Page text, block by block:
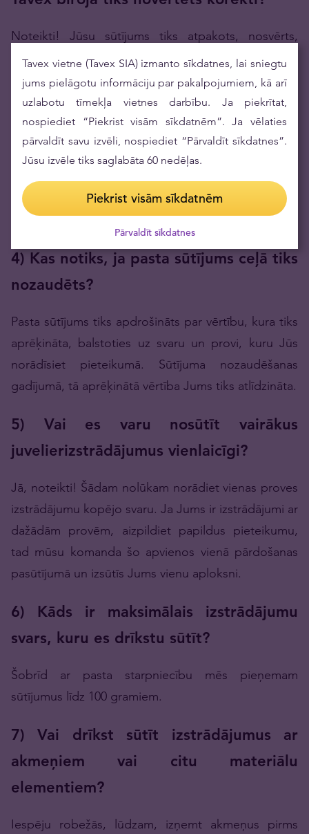
Noteikti! Jūsu sūtījums tiks atpakots, nosvērts,
pārbaudīts videonovērošanas kameru priekšā. Visas
izmaiņas (svara un/vai proves korekcija, ja tāda būs)
tiks reģistrētas pieņemšanas aktā. Domstarpību
gadījumā pēc pieprasījuma Jums tiks nodrošināta
iespēja iepazīties ar videonovērošanas ierakstu.
kāds notiktu, ja Jūs ierastos filiālē, pārdot zelta
izstrādājumus klātienē.
4) Kas notiks, ja pasta sūtījums ceļā tiks
nozaudēts?
Pasta sūtījums tiks apdrošināts par vērtību, kura tiks
aprēķināta, balstoties uz svaru un provi, kuru Jūs
norādīsiet pieteikumā. Sūtījuma nozaudēšanas
gadījumā, tā aprēķinātā vērtība Jums tiks atlīdzināta.
5) Vai es varu nosūtīt vairākus
juvelierizstrādājumus vienlaicīgi?
Jā, noteikti! Šādam nolūkam norādiet vienas proves
izstrādājumu kopējo svaru. Ja Jums ir izstrādājumi ar
dažādām provēm, aizpildiet papildus pieteikumu,
tad mūsu komanda šo apvienos vienā pārdošanas
pasūtījumā un izsūtīs Jums vienu aploksni.
6) Kāds ir maksimālais izstrādājumu
svars, kuru es drīkstu sūtīt?
Šobrīd ar pasta starpniecību mēs pieņemam
sūtījumus līdz 100 gramiem.
7) Vai drīkst sūtīt izstrādājumus ar
akmeņiem vai citu materiālu
elementiem?
Iespēju robežās, lūdzam, izņemt akmeņus pirms
Tavex vietne (Tavex SIA) izmanto sīkdatnes, lai sniegtu
jums pielāgotu informāciju par pakalpojumiem, kā arī
uzlabotu tīmekļa vietnes darbību. Ja piekrītat,
nospiediet “Piekrist visām sīkdatnēm”. Ja vēlaties
pārvaldīt savu izvēli, nospiediet “Pārvaldīt sīkdatnes”.
Jūsu izvēle tiks saglabāta 60 nedēļas.
Piekrist visām sīkdatnēm
Pārvaldīt sīkdatnes